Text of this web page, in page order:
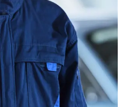
先輩たちの明るい雰囲気
学びたい！」と思いま
生たちが自動車メーカ
、整備についてのマニ
が授業を受ける楽しみ
マやバイクに少しでも興
ンキャンパスに参加し